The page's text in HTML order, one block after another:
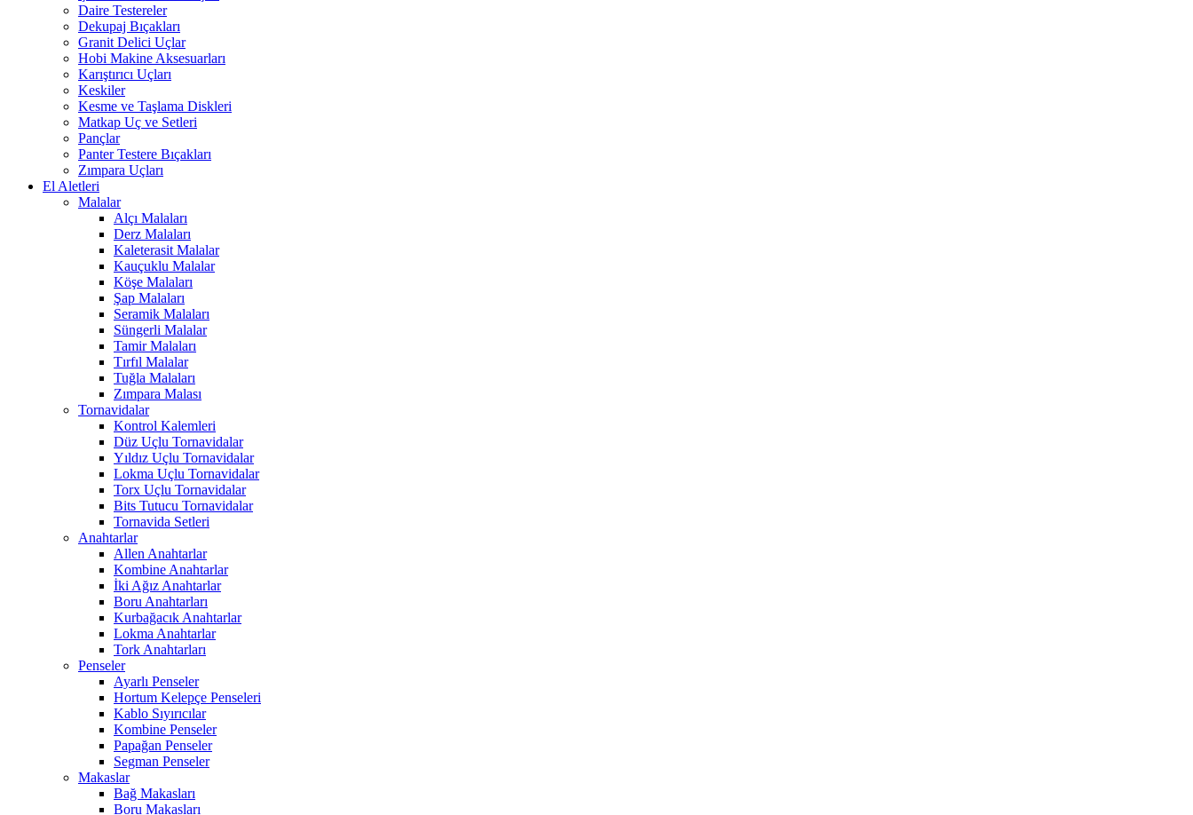
Daire Testereler
Dekupaj Bıçakları
Granit Delici Uçlar
Hobi Makine Aksesuarları
Karıştırıcı Uçları
Keskiler
Kesme ve Taşlama Diskleri
Matkap Uç ve Setleri
Pançlar
Panter Testere Bıçakları
Zımpara Uçları
El Aletleri
Malalar
Alçı Malaları
Derz Malaları
Kaleterasit Malalar
Kauçuklu Malalar
Köşe Malaları
Şap Malaları
Seramik Malaları
Süngerli Malalar
Tamir Malaları
Tırfıl Malalar
Tuğla Malaları
Zımpara Malası
Tornavidalar
Kontrol Kalemleri
Düz Uçlu Tornavidalar
Yıldız Uçlu Tornavidalar
Lokma Uçlu Tornavidalar
Torx Uçlu Tornavidalar
Bits Tutucu Tornavidalar
Tornavida Setleri
Anahtarlar
Allen Anahtarlar
Kombine Anahtarlar
İki Ağız Anahtarlar
Boru Anahtarları
Kurbağacık Anahtarlar
Lokma Anahtarlar
Tork Anahtarları
Penseler
Ayarlı Penseler
Hortum Kelepçe Penseleri
Kablo Sıyırıcılar
Kombine Penseler
Papağan Penseler
Segman Penseler
Makaslar
Bağ Makasları
Boru Makasları